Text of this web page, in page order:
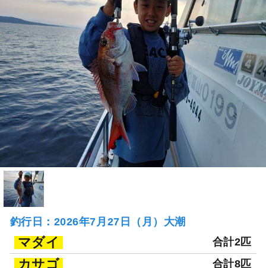
釣行日：2026年7月27日（月）大潮
マダイ 合計2匹
カサゴ 合計8匹